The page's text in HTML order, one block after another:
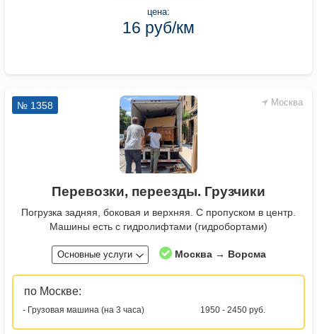
цена:
16 руб/км
Москва
№ 1358
Перевозки, переезды. Грузчики
Погрузка задняя, боковая и верхняя. С пропуском в центр.
Машины есть с гидролифтами (гидробортами)
Основные услуги Москва → Ворсма
по Москве:
- Грузовая машина (на 3 часа) 1950 - 2450 руб.